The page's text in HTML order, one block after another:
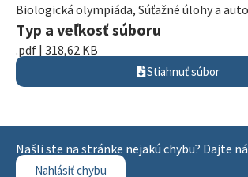
Biologická olympiáda, Súťažné úlohy a
Typ a veľkosť súboru
.pdf | 318,62 KB
Stiahnuť súbor
Našli ste na stránke nejakú chybu? Dajte
Nahlásiť chybu